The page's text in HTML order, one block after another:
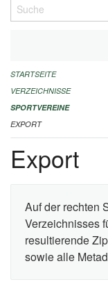
Suche
ALLGEMEINE
FINANZIELLE
KONTAKT
STARTSEITE
VERZEICHNISSE
SPORTVEREINE
EXPORT
Export
Auf der rechten
Verzeichnisses
resultierende
sowie alle